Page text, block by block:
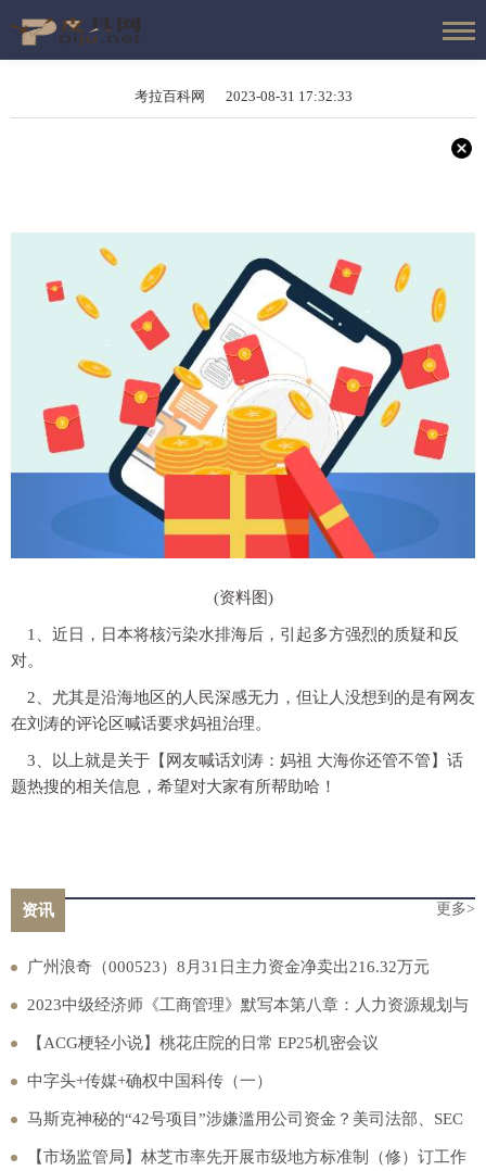
考拉百科网 2023-08-31 17:32:33
(资料图)
1、近日，日本将核污染水排海后，引起多方强烈的质疑和反
对。
2、尤其是沿海地区的人民深感无力，但让人没想到的是有网友
在刘涛的评论区喊话要求妈祖治理。
3、以上就是关于【网友喊话刘涛：妈祖 大海你还管不管】话
题热搜的相关信息，希望对大家有所帮助哈！
资讯 更多>
广州浪奇（000523）8月31日主力资金净卖出216.32万元
2023中级经济师《工商管理》默写本第八章：人力资源规划与
薪酬管理
【ACG梗轻小说】桃花庄院的日常 EP25机密会议
中字头+传媒+确权中国科传（一）
马斯克神秘的“42号项目”涉嫌滥用公司资金？美司法部、SEC
全来调查了
【市场监管局】林芝市率先开展市级地方标准制（修）订工作